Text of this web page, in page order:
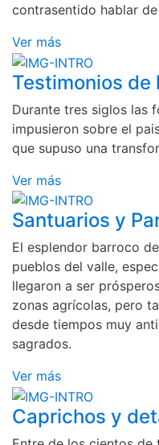
contrasentido hablar
Ver más
Testimonios de
Durante tres siglos las
impusieron sobre el
que supuso una
Ver más
Santuarios y
El esplendor barroco
pueblos del valle,
llegaron a ser
zonas agrícolas, pero
desde tiempos muy
sagrados.
Ver más
Caprichos y